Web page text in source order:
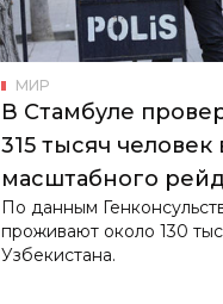
В Стамбуле
315 тысяч человек
масштабного рейда
По данным
проживают около 130
Узбекистана.